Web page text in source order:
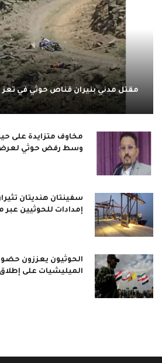
مقتل مدني بنيران قناص حوثي في تعز
مخاوف متزايدة على
وسط رفض حوثي
سفينتان هنديتان
إمدادات للحوثيين عبر
الحوثيون يعززون
الميليشيات على